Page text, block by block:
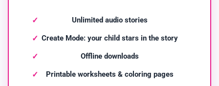
Unlimited audio stories
Create Mode: your child stars in the story
Offline downloads
Printable worksheets & coloring pages